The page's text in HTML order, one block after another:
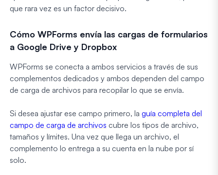
que rara vez es un factor decisivo.
Cómo WPForms envía las cargas de formularios
a Google Drive y Dropbox
WPForms se conecta a ambos servicios a través de sus
complementos dedicados y ambos dependen del campo
de carga de archivos para recopilar lo que se envía.
Si desea ajustar ese campo primero, la guía completa del
campo de carga de archivos cubre los tipos de archivo,
tamaños y límites. Una vez que llega un archivo, el
complemento lo entrega a su cuenta en la nube por sí
solo.